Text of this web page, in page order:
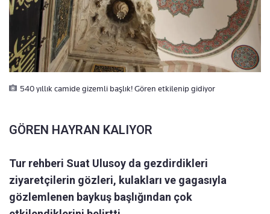
540 yıllık camide gizemli başlık! Gören etkilenip gidiyor
GÖREN HAYRAN KALIYOR
Tur rehberi Suat Ulusoy da gezdirdikleri
ziyaretçilerin gözleri, kulakları ve gagasıyla
gözlemlenen baykuş başlığından çok